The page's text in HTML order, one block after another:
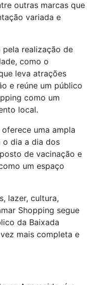
outras marcas que
variada e
pela realização de
como o
leva atrações
e reúne um público
como um
local.
uma ampla
o dia a dia dos
de vacinação e
um espaço
lazer, cultura,
Shopping segue
da Baixada
mais completa e